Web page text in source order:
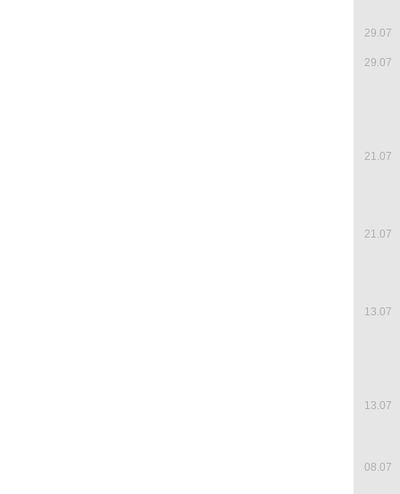
29.07
29.07
21.07
21.07
13.07
13.07
08.07